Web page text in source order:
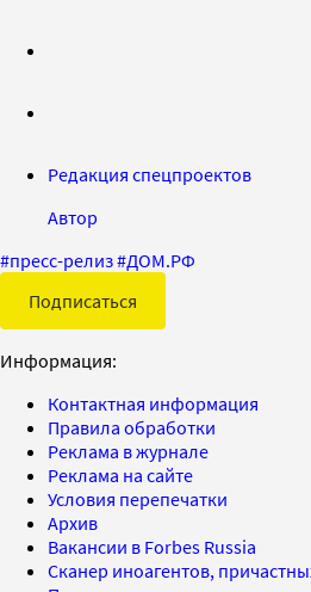
Редакция спецпроектов
Автор
#пресс-релиз#ДОМ.РФ
Подписаться
Информация:
Контактная информация
Правила обработки
Реклама в журнале
Реклама на сайте
Условия перепечатки
Архив
Вакансии в Forbes Russia
Сканер иноагентов,